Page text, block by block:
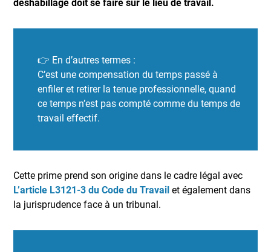
déshabillage doit se faire sur le lieu de travail.
👉 En d’autres termes :
C’est une compensation du temps passé à
enfiler et retirer la tenue professionnelle, quand
ce temps n’est pas compté comme du temps de
travail effectif.
Cette prime prend son origine dans le cadre légal avec
L’article L3121-3 du Code du Travail et également dans
la jurisprudence face à un tribunal.